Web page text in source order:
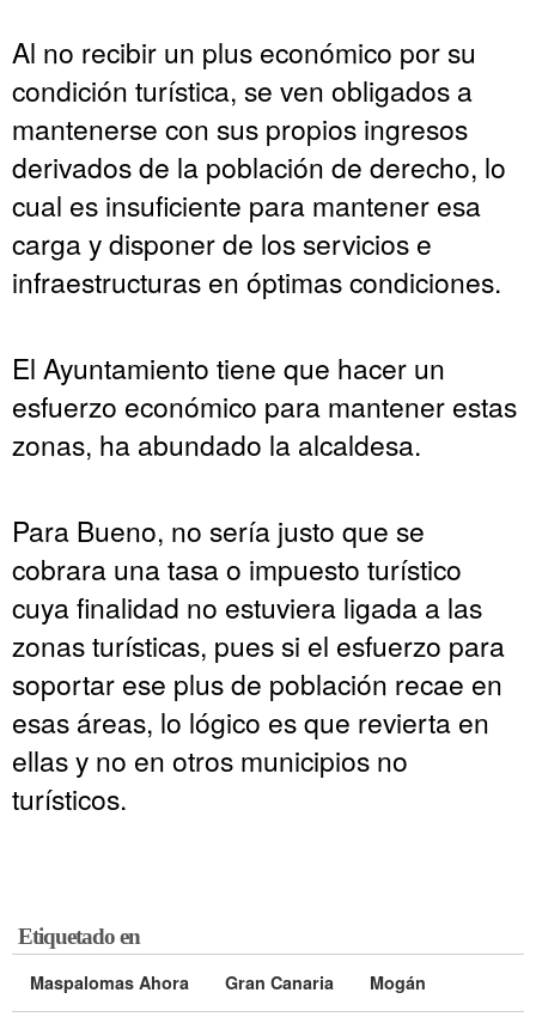
Al no recibir un plus económico por su
condición turística, se ven obligados a
mantenerse con sus propios ingresos
derivados de la población de derecho, lo
cual es insuficiente para mantener esa
carga y disponer de los servicios e
infraestructuras en óptimas condiciones.
El Ayuntamiento tiene que hacer un
esfuerzo económico para mantener estas
zonas, ha abundado la alcaldesa.
Para Bueno, no sería justo que se
cobrara una tasa o impuesto turístico
cuya finalidad no estuviera ligada a las
zonas turísticas, pues si el esfuerzo para
soportar ese plus de población recae en
esas áreas, lo lógico es que revierta en
ellas y no en otros municipios no
turísticos.
Etiquetado en
Maspalomas Ahora Gran Canaria Mogán